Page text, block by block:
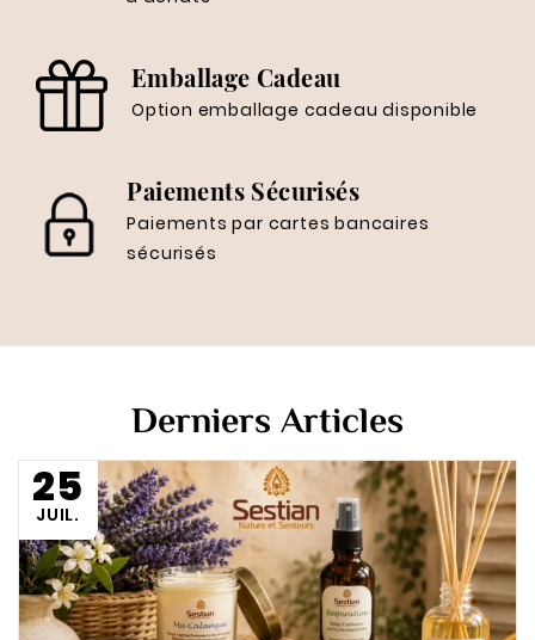
Emballage Cadeau
Option emballage cadeau disponible
Paiements Sécurisés
Paiements par cartes bancaires
sécurisés
Derniers Articles
25
JUIL.